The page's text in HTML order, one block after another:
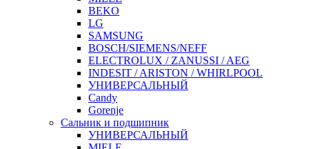
BEKO
LG
SAMSUNG
BOSCH/SIEMENS/NEFF
ELECTROLUX / ZANUSSI / AEG
INDESIT / ARISTON / WHIRLPOOL
УНИВЕРСАЛЬНЫЙ
Candy
Gorenje
Сальник и подшипник
УНИВЕРСАЛЬНЫЙ